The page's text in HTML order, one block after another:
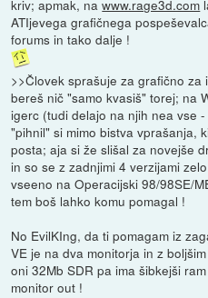
kriv; apmak, nawww.rage3d.com
ATIjevega grafičnega
forums in tako dalje !
>>Človek sprašuje za grafično
bereš nič "samo kvasiš" torej; na
igerc (tudi delajo na njih nea vse
"pihnil" si mimo bistva vprašanja,
posta; aja si že slišal za novejše
in so se z zadnjimi 4 verzijami
vseeno na Operacijski 98/98SE/
tem boš lahko komu pomagal !
No EvilKIng, da ti pomagam iz
VE je na dva monitorja in z
oni 32Mb SDR pa ima šibkejši
monitor out !